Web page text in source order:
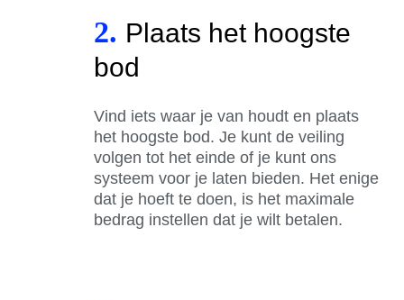
2. Plaats het hoogste
bod
Vind iets waar je van houdt en plaats
het hoogste bod. Je kunt de veiling
volgen tot het einde of je kunt ons
systeem voor je laten bieden. Het enige
dat je hoeft te doen, is het maximale
bedrag instellen dat je wilt betalen.